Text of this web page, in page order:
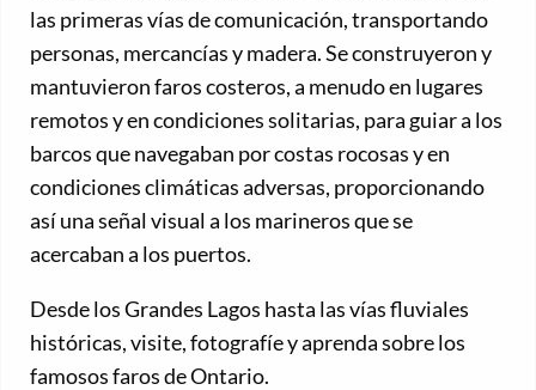
las primeras vías de comunicación, transportando
personas, mercancías y madera. Se construyeron y
mantuvieron faros costeros, a menudo en lugares
remotos y en condiciones solitarias, para guiar a los
barcos que navegaban por costas rocosas y en
condiciones climáticas adversas, proporcionando
así una señal visual a los marineros que se
acercaban a los puertos.
Desde los Grandes Lagos hasta las vías fluviales
históricas, visite, fotografíe y aprenda sobre los
famosos faros de Ontario.